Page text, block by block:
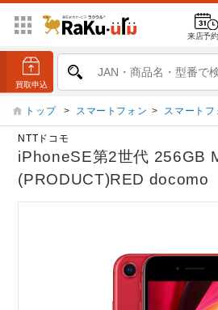
来店予約
トップ > スマートフォン > スマートフ
NTTドコモ
iPhoneSE第2世代 256GB
(PRODUCT)RED docomo